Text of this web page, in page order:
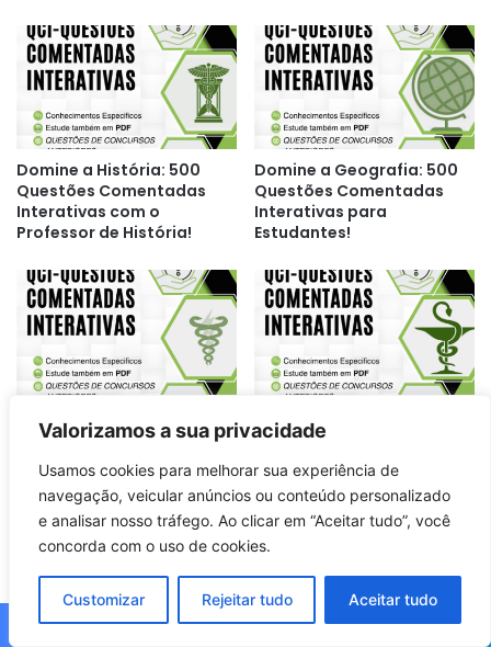
Valorizamos a sua privacidade
Usamos cookies para melhorar sua experiência de
navegação, veicular anúncios ou conteúdo personalizado
e analisar nosso tráfego. Ao clicar em “Aceitar tudo”, você
concorda com o uso de cookies.
Customizar Rejeitar tudo Aceitar tudo
Domine a História: 500
Questões Comentadas
Interativas com o
Professor de História!
Domine a Geografia: 500
Questões Comentadas
Interativas para
Estudantes!
Comentadas Interativas:
Fisioterapia!
Questões Comentadas
Sucesso!